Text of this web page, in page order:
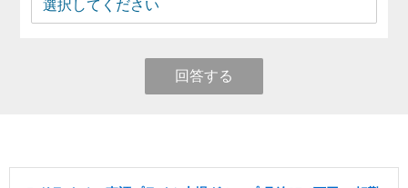
回答する